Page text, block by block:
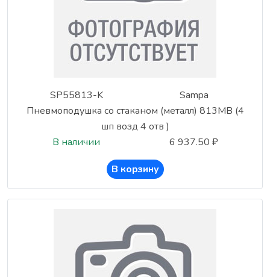
SP55813-K
Sampa
Пневмоподушка со стаканом (металл) 813MB (4
шп возд 4 отв )
В наличии
6 937.50 ₽
В корзину